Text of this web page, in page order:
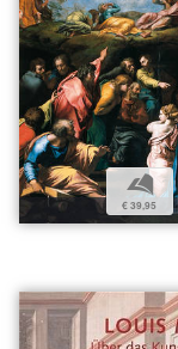
b
€ 39,95